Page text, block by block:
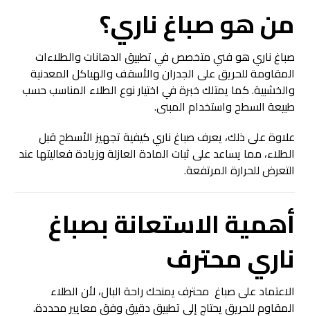
من هوصباغ ناري؟
صباغ ناري هو فني متخصص في تطبيق الدهانات والطلاءات
المقاومة للحريق على الجدران والأسقف والهياكل المعدنية
والخشبية. كما يمتلك خبرة في اختيار نوع الطلاء المناسب حسب
طبيعة السطح واستخدام المبنى.
علاوة على ذلك، يعرف صباغ ناري كيفية تجهيز الأسطح قبل
الطلاء، مما يساعد على ثبات المادة العازلة وزيادة فعاليتها عند
التعرض للحرارة المرتفعة.
أهمية الاستعانة بصباغ
ناريمحترف
الاعتماد على صباغ محترف يمنحك راحة البال، لأن الطلاء
المقاوم للحريق يحتاج إلى تطبيق دقيق وفق معايير محددة.